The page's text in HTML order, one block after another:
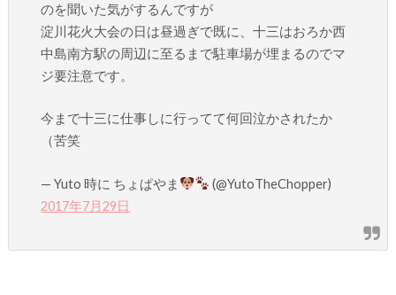
のを聞いた気がするんですが
淀川花火大会の日は昼過ぎで既に、十三はおろか西
中島南方駅の周辺に至るまで駐車場が埋まるのでマ
ジ要注意です。
今まで十三に仕事しに行ってて何回泣かされたか
（苦笑
— Yuto 時に ちょぱやま
(@YutoTheChopper)
2017年7月29日